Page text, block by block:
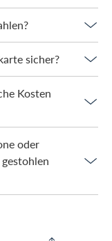
sicher?
Kosten
oder